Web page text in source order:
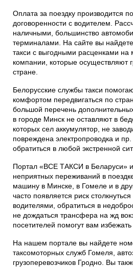
Оплата за поездку производится
договоренности с водителем.
наличными, большинство
терминалами. На сайте вы
такси с выгодными расценками
компании, которые осуществляют
стране.
Белорусские службы такси
комфортом передвигаться по
большой перечень
в городе Минск не оставляют в
которых сел аккумулятор, не
повреждена электропроводка и
обратиться в любой экстренной
Портал «ВСЕ ТАКСИ в Беларуси»
неприятных переживаний в
машину в Минске, в Гомеле и в
часто появляется риск
водителями, обратиться в
не дождаться трансфера на жд
посетителей помогут вам
На нашем портале вы найдете
таксомоторных служб Гомеля,
грузоперевозчиков Гродно. Вы